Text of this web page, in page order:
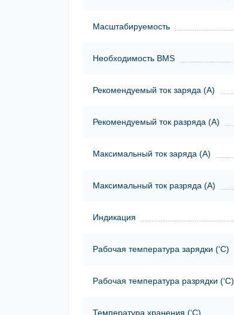
Масштабируемость
Необходимость BMS
Рекомендуемый ток заряда (А)
Рекомендуемый ток разряда (А)
Максимальный ток заряда (А)
Максимальный ток разряда (А)
Индикация
Рабочая температура зарядки (‘С)
Рабочая температура разрядки (‘С)
Температура хранения (‘С)